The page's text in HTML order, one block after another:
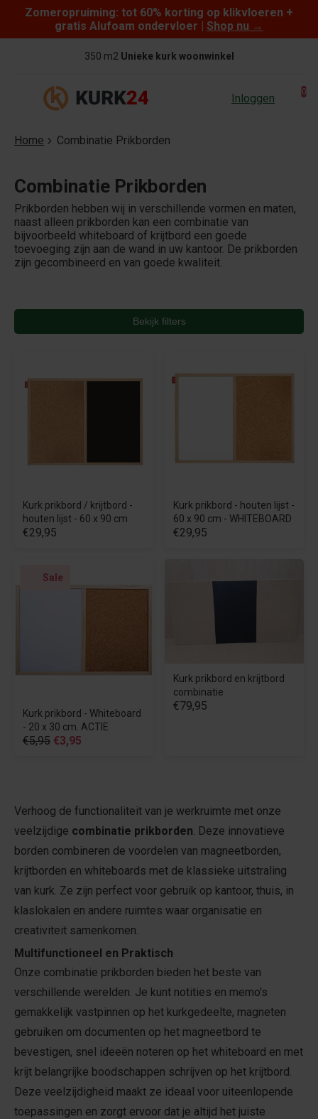
Skip to content
Zomeropruiming: tot 60% korting op klikvloeren +
gratis Alufoam ondervloer | Shop nu →
350 m2 Unieke kurk woonwinkel
Inloggen 0
Home Combinatie Prikborden
Combinatie Prikborden
Prikborden hebben wij in verschillende vormen en maten,
naast alleen prikborden kan een combinatie van
bijvoorbeeld whiteboard of krijtbord een goede
toevoeging zijn aan de wand in uw kantoor. De prikborden
zijn gecombineerd en van goede kwaliteit.
Bekijk filters
Kurk prikbord / krijtbord -
houten lijst - 60 x 90 cm
€29,95
Kurk prikbord - houten lijst -
60 x 90 cm - WHITEBOARD
€29,95
Sale
Kurk prikbord - Whiteboard
- 20 x 30 cm. ACTIE
€5,95 €3,95
Kurk prikbord en krijtbord
combinatie
€79,95
Verhoog de functionaliteit van je werkruimte met onze
veelzijdige combinatie prikborden. Deze innovatieve
borden combineren de voordelen van magneetborden,
krijtborden en whiteboards met de klassieke uitstraling
van kurk. Ze zijn perfect voor gebruik op kantoor, thuis, in
klaslokalen en andere ruimtes waar organisatie en
creativiteit samenkomen.
Multifunctioneel en Praktisch
Onze combinatie prikborden bieden het beste van
verschillende werelden. Je kunt notities en memo's
gemakkelijk vastpinnen op het kurkgedeelte, magneten
gebruiken om documenten op het magneetbord te
bevestigen, snel ideeën noteren op het whiteboard en met
krijt belangrijke boodschappen schrijven op het krijtbord.
Deze veelzijdigheid maakt ze ideaal voor uiteenlopende
toepassingen en zorgt ervoor dat je altijd het juiste